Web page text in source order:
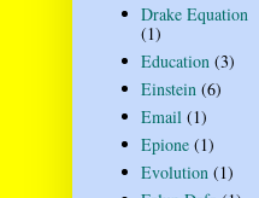
Drake Equation
(1)
Education (3)
Einstein (6)
Email (1)
Epione (1)
Evolution (1)